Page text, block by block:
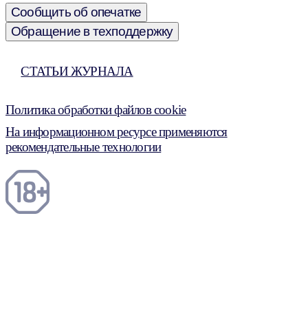
Сообщить об опечатке
Обращение в техподдержку
СТАТЬИ ЖУРНАЛА
Политика обработки файлов cookie
На информационном ресурсе применяются
рекомендательные технологии